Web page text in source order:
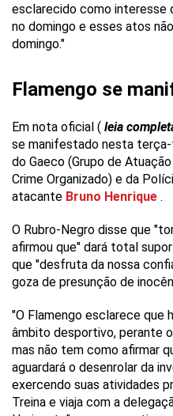
esclarecido como interesse
no domingo e esses atos
domingo."
Flamengo se
Em nota oficial ( leia
se manifestado nesta
do Gaeco (Grupo de
Crime Organizado) e da
atacante Bruno Henrique .
O Rubro-Negro disse que
afirmou que" dará total
que "desfruta da nossa
goza de presunção de
"O Flamengo esclarece que
âmbito desportivo, perante
mas não tem como afirmar
aguardará o desenrolar da
exercendo suas atividades
Treina e viaja com a